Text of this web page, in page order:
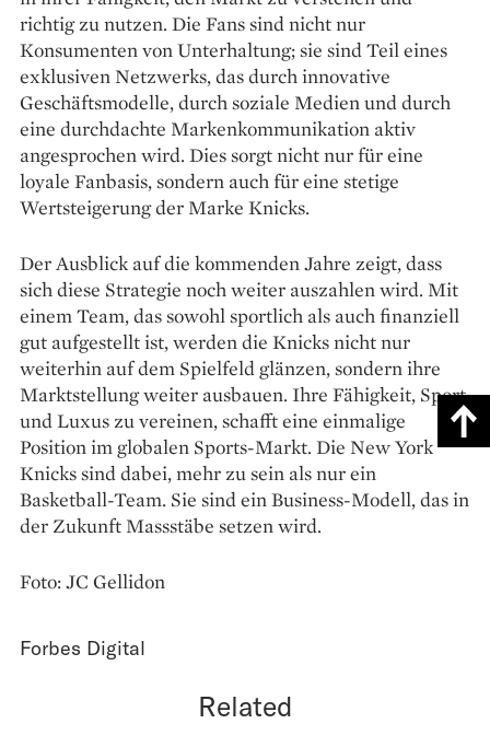
richtig zu nutzen. Die Fans sind nicht nur
Konsumenten von Unterhaltung; sie sind Teil eines
exklusiven Netzwerks, das durch innovative
Geschäftsmodelle, durch soziale Medien und durch
eine durchdachte Markenkommunikation aktiv
angesprochen wird. Dies sorgt nicht nur für eine
loyale Fanbasis, sondern auch für eine stetige
Wertsteigerung der Marke Knicks.
Der Ausblick auf die kommenden Jahre zeigt, dass
sich diese Strategie noch weiter auszahlen wird. Mit
einem Team, das sowohl sportlich als auch finanziell
gut aufgestellt ist, werden die Knicks nicht nur
weiterhin auf dem Spielfeld glänzen, sondern ihre
Marktstellung weiter ausbauen. Ihre Fähigkeit, Sport
und Luxus zu vereinen, schafft eine einmalige
Position im globalen Sports-Markt. Die New York
Knicks sind dabei, mehr zu sein als nur ein
Basketball-Team. Sie sind ein Business-Modell, das in
der Zukunft Massstäbe setzen wird.
Foto: JC Gellidon
Forbes Digital
Related